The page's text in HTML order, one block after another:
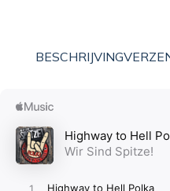
BESCHRIJVING